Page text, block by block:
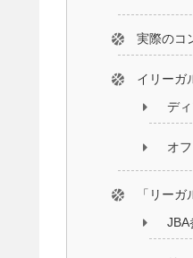
実際のコ
イリーガ
デ
オ
「リー
JBA